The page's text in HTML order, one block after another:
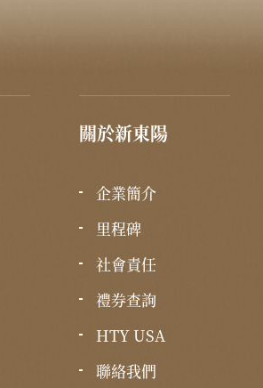
關於新東陽
企業簡介
里程碑
社會責任
禮券查詢
HTY USA
聯絡我們